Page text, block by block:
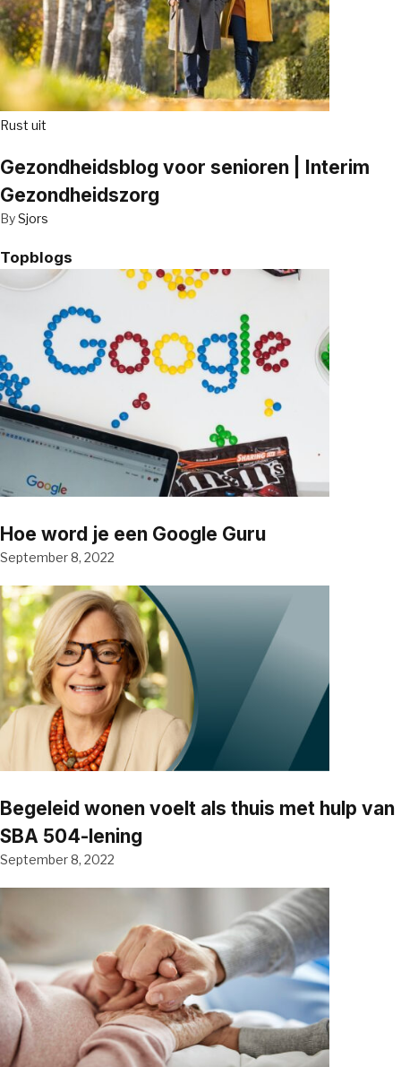
Rust uit
Gezondheidsblog voor senioren | Interim
Gezondheidszorg
BySjors
Topblogs
Hoe word je een Google Guru
September 8, 2022
Begeleid wonen voelt als thuis met hulp van
SBA 504-lening
September 8, 2022